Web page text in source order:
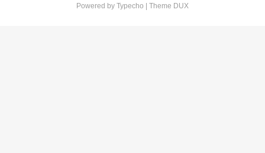
Powered by Typecho | Theme DUX